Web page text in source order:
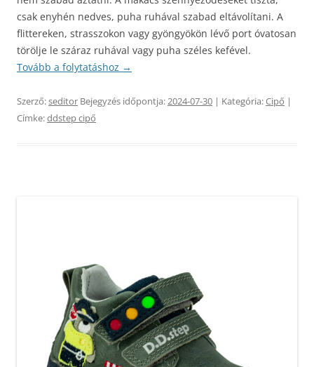
csak enyhén nedves, puha ruhával szabad eltávolítani. A
flittereken, strasszokon vagy gyöngyökön lévő port óvatosan
törölje le száraz ruhával vagy puha széles kefével.
Tovább a folytatáshoz →
Szerző:seditor Bejegyzés időpontja:2024-07-30 | Kategória:Cipő |
Címke:ddstep cipő